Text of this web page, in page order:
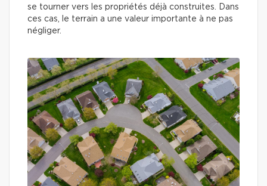
se tourner vers les propriétés déjà construites. Dans
ces cas, le terrain a une valeur importante à ne pas
négliger.